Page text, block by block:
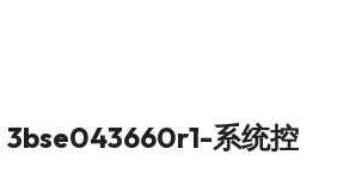
3bse043660r1-系统控